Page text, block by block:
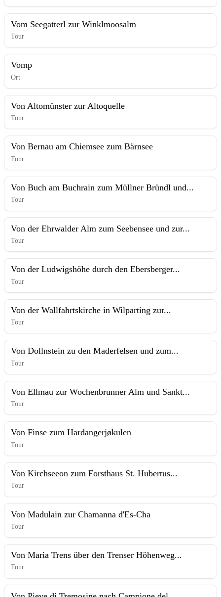
Vom Seegatterl zur Winklmoosalm
Tour
Vomp
Ort
Von Altomünster zur Altoquelle
Tour
Von Bernau am Chiemsee zum Bärnsee
Tour
Von Buch am Buchrain zum Müllner Bründl und...
Tour
Von der Ehrwalder Alm zum Seebensee und zur...
Tour
Von der Ludwigshöhe durch den Ebersberger...
Tour
Von der Wallfahrtskirche in Wilparting zur...
Tour
Von Dollnstein zu den Maderfelsen und zum...
Tour
Von Ellmau zur Wochenbrunner Alm und Sankt...
Tour
Von Finse zum Hardangerjøkulen
Tour
Von Kirchseeon zum Forsthaus St. Hubertus...
Tour
Von Madulain zur Chamanna d'Es-Cha
Tour
Von Maria Trens über den Trenser Höhenweg...
Tour